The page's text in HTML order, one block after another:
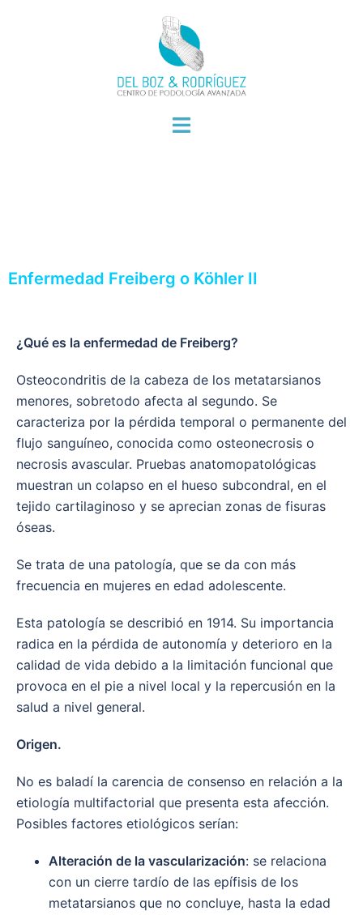
Enfermedad Freiberg o Köhler II
¿Qué es la enfermedad de Freiberg?
Osteocondritis de la cabeza de los metatarsianos
menores, sobretodo afecta al segundo. Se
caracteriza por la pérdida temporal o permanente del
flujo sanguíneo, conocida como osteonecrosis o
necrosis avascular. Pruebas anatomopatológicas
muestran un colapso en el hueso subcondral, en el
tejido cartilaginoso y se aprecian zonas de fisuras
óseas.
Se trata de una patología, que se da con más
frecuencia en mujeres en edad adolescente.
Esta patología se describió en 1914. Su importancia
radica en la pérdida de autonomía y deterioro en la
calidad de vida debido a la limitación funcional que
provoca en el pie a nivel local y la repercusión en la
salud a nivel general.
Origen.
No es baladí la carencia de consenso en relación a la
etiología multifactorial que presenta esta afección.
Posibles factores etiológicos serían:
Alteración de la vascularización: se relaciona
con un cierre tardío de las epífisis de los
metatarsianos que no concluye, hasta la edad